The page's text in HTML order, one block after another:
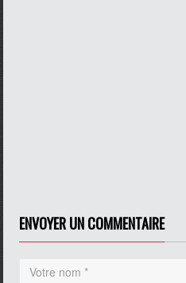
ENVOYER UN COMMENTAIRE